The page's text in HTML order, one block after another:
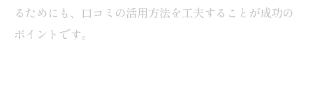
るためにも、口コミの活用方法を工夫することが成功の
ポイントです。